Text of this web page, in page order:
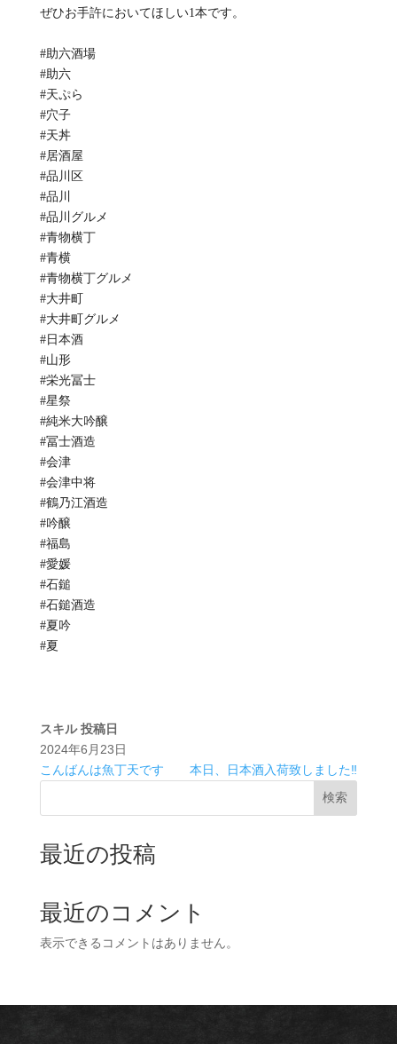
ぜひお手許においてほしい1本です。
#助六酒場
#助六
#天ぷら
#穴子
#天丼
#居酒屋
#品川区
#品川
#品川グルメ
#青物横丁
#青横
#青物横丁グルメ
#大井町
#大井町グルメ
#日本酒
#山形
#栄光冨士
#星祭
#純米大吟醸
#冨士酒造
#会津
#会津中将
#鶴乃江酒造
#吟醸
#福島
#愛媛
#石鎚
#石鎚酒造
#夏吟
#夏
スキル 投稿日
2024年6月23日
こんばんは魚丁天です
本日、日本酒入荷致しました‼️
検索
最近の投稿
最近のコメント
表示できるコメントはありません。